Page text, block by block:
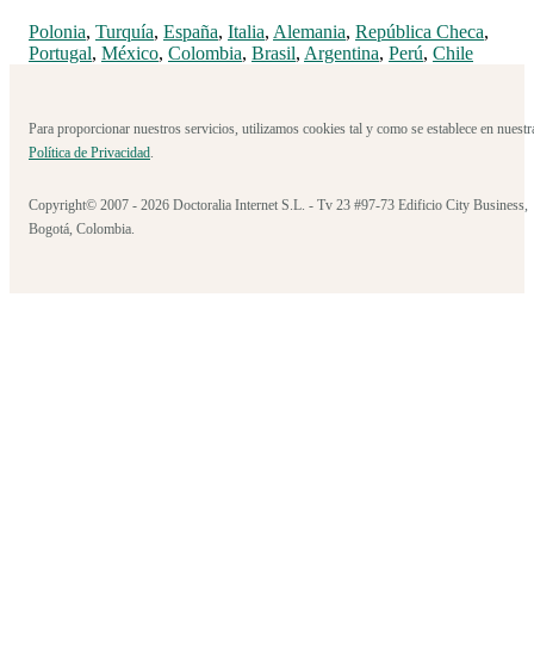
Polonia, Turquía, España, Italia, Alemania, República Checa,
Portugal, México, Colombia, Brasil, Argentina, Perú, Chile
Para proporcionar nuestros servicios, utilizamos cookies tal y como se establece en
Política de Privacidad.
Copyright© 2007 - 2026 Doctoralia Internet S.L. - Tv 23 #97-73 Edificio City Business,
Bogotá, Colombia.